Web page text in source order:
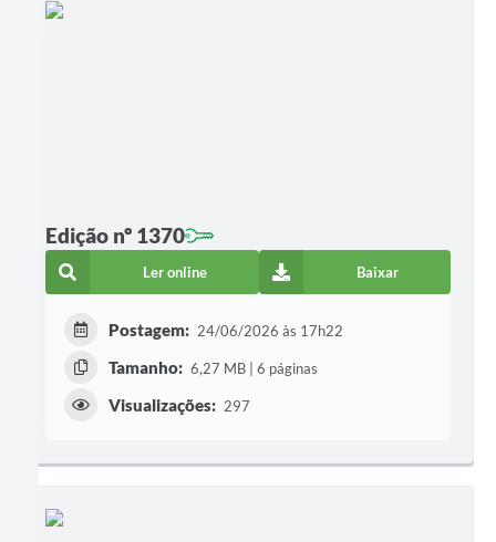
Edição nº 1370
Ler online Baixar
Postagem: 24/06/2026 às 17h22
Tamanho: 6,27 MB | 6 páginas
Visualizações: 297